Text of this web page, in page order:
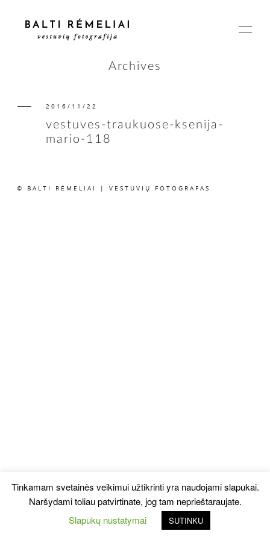
PAGRINDINIS
ISTORIJOS
Archives
2016/11/22
vestuves-traukuose-ksenija-
mario-118
© BALTI RĖMELIAI | VESTUVIŲ FOTOGRAFAS
Tinkamam svetainės veikimui užtikrinti yra naudojami slapukai.
Naršydami toliau patvirtinate, jog tam neprieštaraujate.
Slapukų nustatymai
SUTINKU